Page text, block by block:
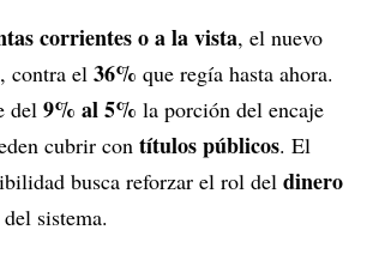
corrientes o a la vista, el nuevo
, contra el 36% que regía hasta ahora.
del 9% al 5% la porción del encaje
cubrir con títulos públicos. El
busca reforzar el rol del dinero
sistema.